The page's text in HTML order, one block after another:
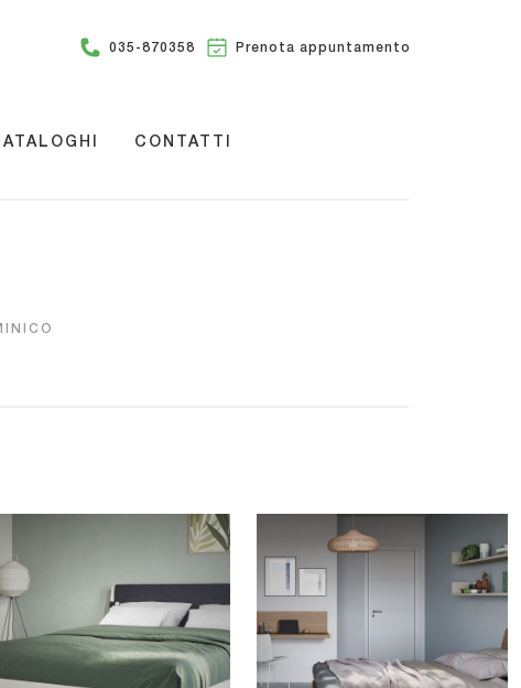
035-870358 Prenota appuntamento
CONTATTI